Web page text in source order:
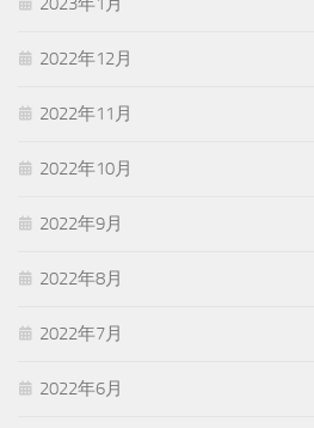
2022年12月
2022年11月
2022年10月
2022年9月
2022年8月
2022年7月
2022年6月